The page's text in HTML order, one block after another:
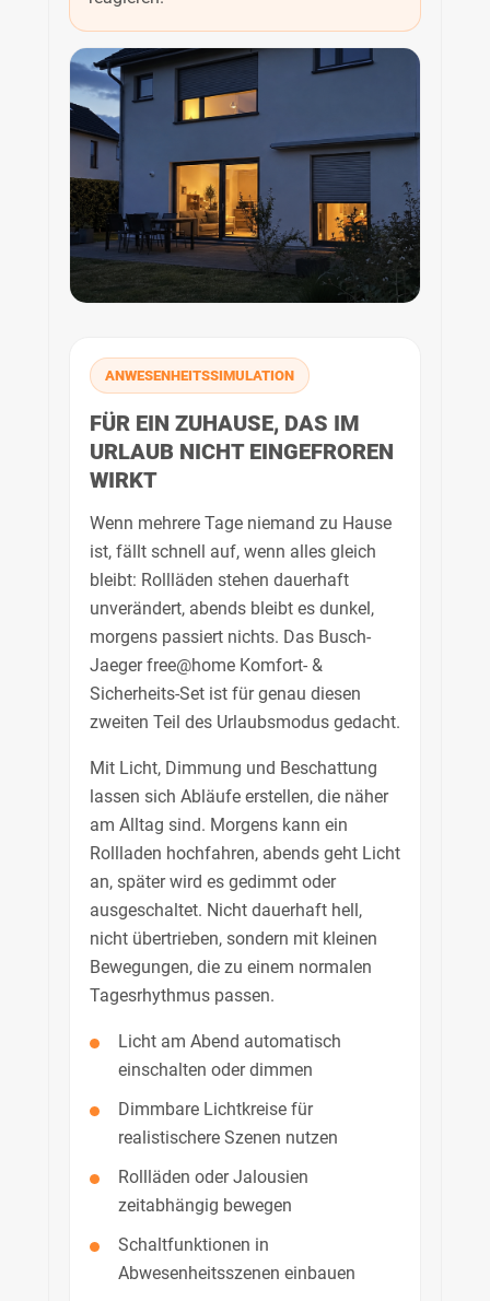
ANWESENHEITSSIMULATION
FÜR EIN ZUHAUSE, DAS IM
URLAUB NICHT EINGEFROREN
WIRKT
Wenn mehrere Tage niemand zu Hause
ist, fällt schnell auf, wenn alles gleich
bleibt: Rollläden stehen dauerhaft
unverändert, abends bleibt es dunkel,
morgens passiert nichts. Das Busch-
Jaeger free@home Komfort- &
Sicherheits-Set ist für genau diesen
zweiten Teil des Urlaubsmodus gedacht.
Mit Licht, Dimmung und Beschattung
lassen sich Abläufe erstellen, die näher
am Alltag sind. Morgens kann ein
Rollladen hochfahren, abends geht Licht
an, später wird es gedimmt oder
ausgeschaltet. Nicht dauerhaft hell,
nicht übertrieben, sondern mit kleinen
Bewegungen, die zu einem normalen
Tagesrhythmus passen.
Licht am Abend automatisch
einschalten oder dimmen
Dimmbare Lichtkreise für
realistischere Szenen nutzen
Rollläden oder Jalousien
zeitabhängig bewegen
Schaltfunktionen in
Abwesenheitsszenen einbauen